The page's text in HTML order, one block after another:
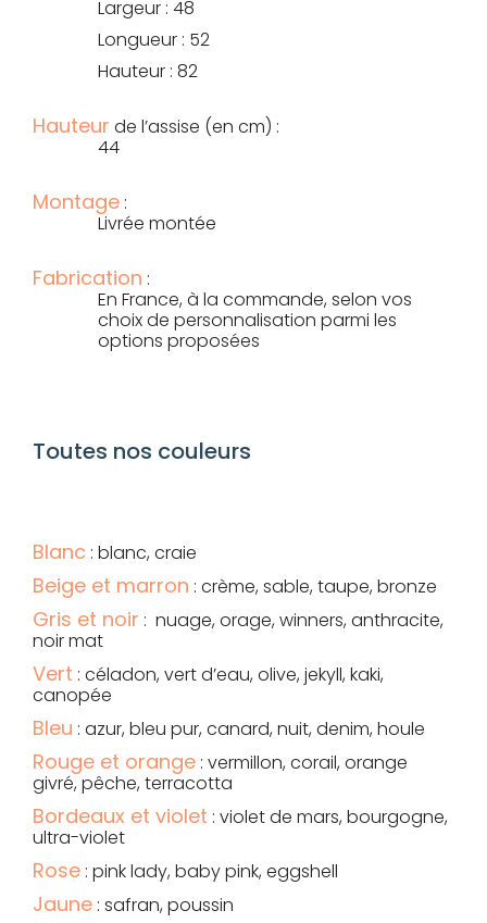
Largeur : 48
Longueur : 52
Hauteur : 82
Hauteur de l’assise (en cm) :
44
Montage :
Livrée montée
Fabrication :
En France, à la commande, selon vos
choix de personnalisation parmi les
options proposées
Toutes nos couleurs
Blanc : blanc, craie
Beige et marron : crème, sable, taupe, bronze
Gris et noir : nuage, orage, winners, anthracite,
noir mat
Vert : céladon, vert d’eau, olive, jekyll, kaki,
canopée
Bleu : azur, bleu pur, canard, nuit, denim, houle
Rouge et orange : vermillon, corail, orange
givré, pêche, terracotta
Bordeaux et violet : violet de mars, bourgogne,
ultra-violet
Rose : pink lady, baby pink, eggshell
Jaune : safran, poussin